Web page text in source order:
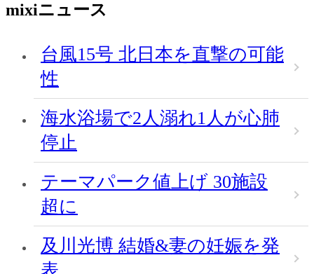
mixiニュース
台風15号 北日本を直撃の可能
性
海水浴場で2人溺れ1人が心肺
停止
テーマパーク値上げ 30施設
超に
及川光博 結婚&妻の妊娠を発